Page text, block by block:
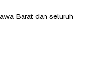
Barat dan seluruh